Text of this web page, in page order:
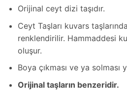
Orijinal ceyt dizi taşıdır.
Ceyt Taşları kuvars
renklendirilir. Hammaddesi
oluşur.
Boya çıkması ve ya solması
Orijinal taşların benzeridir.